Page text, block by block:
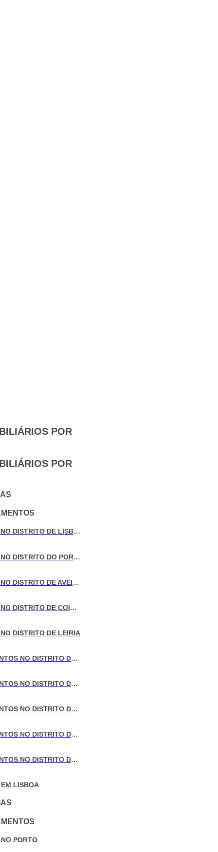
POR
POR
VENDA DE MORADIAS NO DISTRITO DE LISBOA
VENDA DE MORADIAS NO DISTRITO DO PORTO
VENDA DE MORADIAS NO DISTRITO DE AVEIRO
VENDA DE MORADIAS NO DISTRITO DE COIMBRA
DISTRITO DE LEIRIA
VENDA DE APARTAMENTOS NO DISTRITO DE LISBOA
VENDA DE APARTAMENTOS NO DISTRITO DO PORTO
VENDA DE APARTAMENTOS NO DISTRITO DE AVEIRO
VENDA DE APARTAMENTOS NO DISTRITO DE COIMBRA
VENDA DE APARTAMENTOS NO DISTRITO DE LEIRIA
LISBOA
PORTO